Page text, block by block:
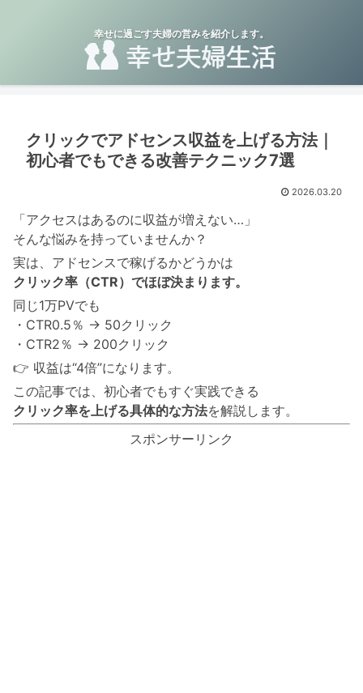
幸せに過ごす夫婦の営みを紹介します。
クリックでアドセンス収益を上げる方法｜
初心者でもできる改善テクニック7選
2026.03.20
「アクセスはあるのに収益が増えない…」
そんな悩みを持っていませんか？
実は、アドセンスで稼げるかどうかは
クリック率（CTR）でほぼ決まります。
同じ1万PVでも
・CTR0.5％ → 50クリック
・CTR2％ → 200クリック
👉 収益は“4倍”になります。
この記事では、初心者でもすぐ実践できる
クリック率を上げる具体的な方法を解説します。
スポンサーリンク